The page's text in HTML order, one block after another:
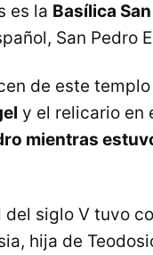
es la Basílica
San Pedro
de este
y el relicario en
mientras
siglo V tuvo
hija de